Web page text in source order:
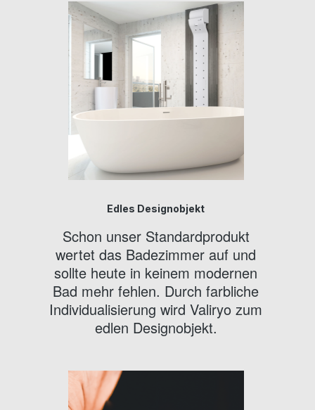
Edles Designobjekt
Schon unser Standardprodukt
wertet das Badezimmer auf und
sollte heute in keinem modernen
Bad mehr fehlen. Durch farbliche
Individualisierung wird Valiryo zum
edlen Designobjekt.